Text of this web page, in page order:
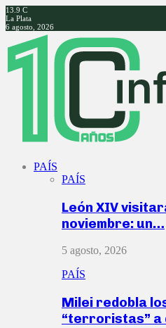
13.9 C
La Plata
6 agosto, 2026
Facebook
Twitter
Instagram
Youtube
PAÍS
PAÍS
León XIV
noviembre: un…
5 agosto, 2026
PAÍS
Milei redobla
“terroristas” a